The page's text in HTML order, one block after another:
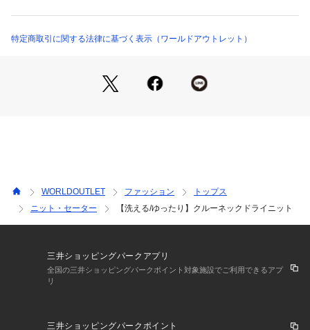
ドルゲージでも軽く、ハリコシのあるタッチが特徴の素材。
清涼感のあるワイドパンツやリネン素材のボトムと合わせて、
季節感を意識したスタイリングに最適。
※照明の関係により、実際よりも色味が違って見える場合があ
若干製品と画像のカラーが異なる場合もございます。
特定商取引に関する法律に基づく表示（ワールドアウトレット）
WORLDOUTLET ファッション
トップス
ニット・セーター
【洗える/ゆったり】クルーネックドライニット
三井ショッピングパークアプリ
全国の三井ショッピングパークポイント対象施設でご利用できるアプ
リ
三井ショッピングパークポイント